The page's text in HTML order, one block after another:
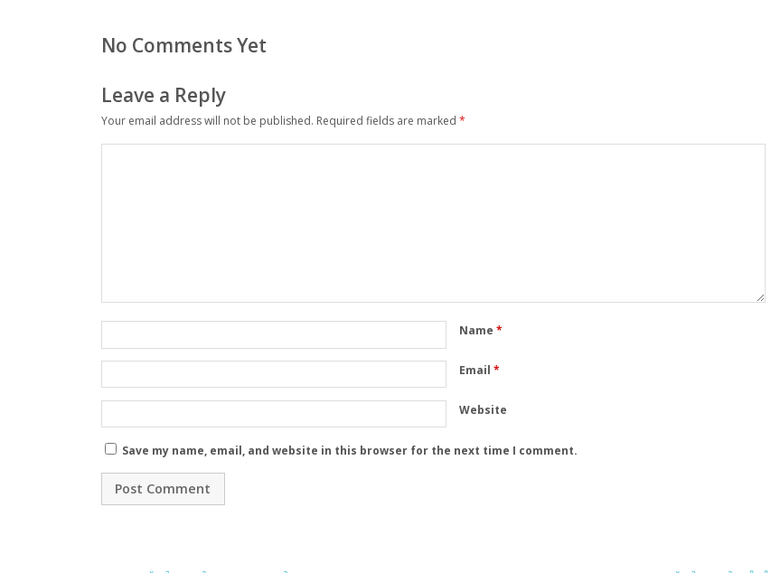
No Comments Yet
Leave a Reply
Your email address will not be published. Required fields are marked *
Name *
Email *
Website
Save my name, email, and website in this browser for the next time I comment.